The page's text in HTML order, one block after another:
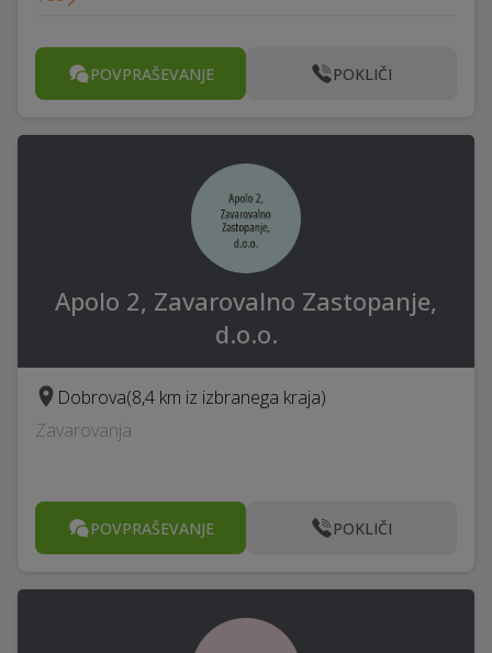
POVPRAŠEVANJE POKLIČI
Apolo 2, Zavarovalno Zastopanje,
d.o.o.
Dobrova(8,4 km iz izbranega kraja)
Zavarovanja
POVPRAŠEVANJE POKLIČI